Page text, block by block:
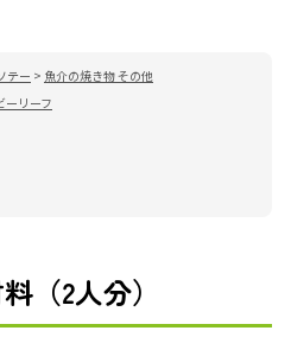
テー > 魚介の焼き物 その他
ーリーフ
（2人分）